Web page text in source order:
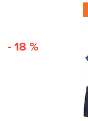
- 18 %